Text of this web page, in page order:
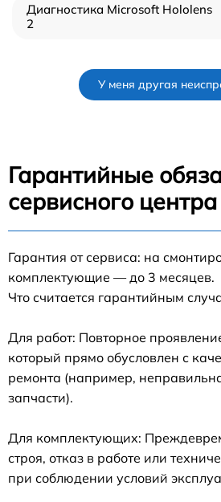
Диагностика Microsoft Hololens
2
У меня другая
Гарантийные
сервисного
Гарантия от сервиса: на
комплектующие — до 3 месяцев.
Что считается гарантийным
Для работ: Повторное
который прямо обусловлен с
ремонта (например,
запчасти).
Для комплектующих:
строя, отказ в работе или
при соблюдении условий